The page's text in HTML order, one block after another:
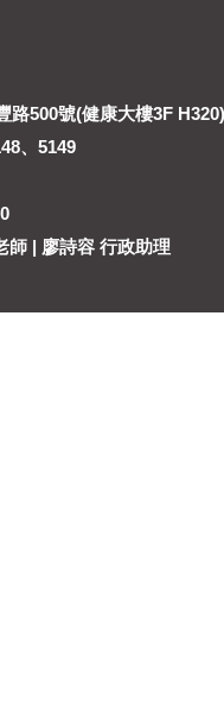
路500號(健康大樓3F H320)
、5149
師 | 廖詩容 行政助理